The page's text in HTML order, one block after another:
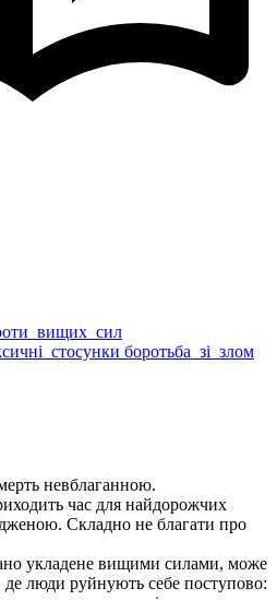
боротьба_зі_злом
невблаганною.
час для найдорожчих
Складно не благати про
укладене вищими силами, може
люди руйнують себе поступово: